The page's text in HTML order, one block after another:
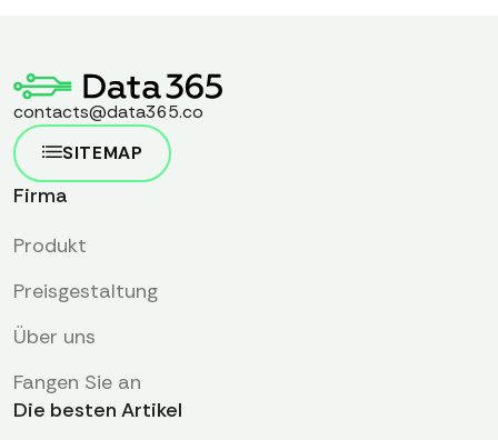
contacts@data365.co
SITEMAP
Firma
Produkt
Preisgestaltung
Über uns
Fangen Sie an
Die besten Artikel